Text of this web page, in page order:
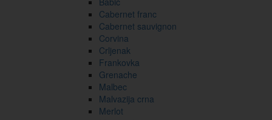
Cabernet franc
Cabernet sauvignon
Corvina
Crljenak
Frankovka
Grenache
Malbec
Malvazija crna
Merlot